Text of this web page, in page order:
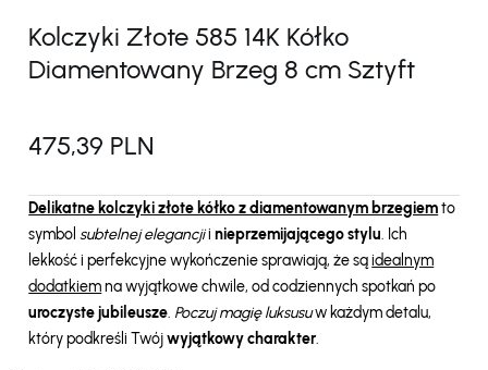
Kolczyki Złote 585 14K Kółko
Diamentowany Brzeg 8 cm Sztyft
475,39 PLN
Delikatne kolczyki złote kółko z diamentowanym brzegiemto
symbolsubtelnej elegancjiinieprzemijającego stylu. Ich
lekkość i perfekcyjne wykończenie sprawiają, że sąidealnym
dodatkiemna wyjątkowe chwile, od codziennych spotkań po
uroczyste jubileusze. Poczuj magię luksusuw każdym detalu,
który podkreśli Twójwyjątkowy charakter.